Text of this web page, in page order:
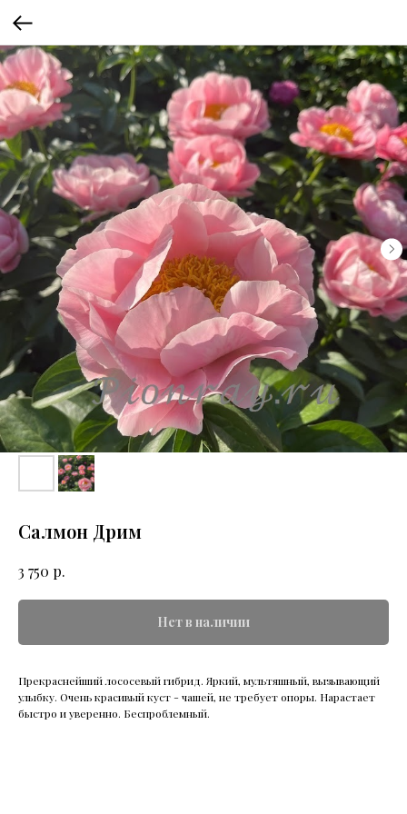
Салмон Дрим
3 750 р.
Нет в наличии
Прекраснейший лососевый гибрид. Яркий, мультяшный, вызывающий
улыбку. Очень красивый куст - чашей, не требует опоры. Нарастает
быстро и уверенно. Беспроблемный.